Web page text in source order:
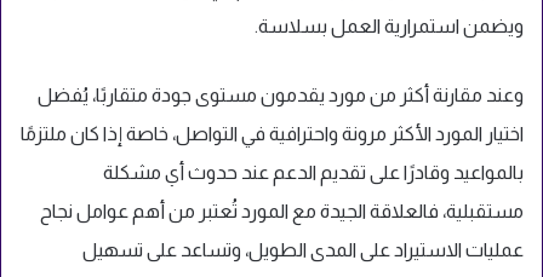
ويضمن استمرارية العمل بسلاسة.
وعند مقارنة أكثر من مورد يقدمون مستوى جودة متقاربًا، يُفضل
اختيار المورد الأكثر مرونة واحترافية في التواصل، خاصة إذا كان ملتزمًا
بالمواعيد وقادرًا على تقديم الدعم عند حدوث أي مشكلة
مستقبلية، فالعلاقة الجيدة مع المورد تُعتبر من أهم عوامل نجاح
عمليات الاستيراد على المدى الطويل، وتساعد على تسهيل